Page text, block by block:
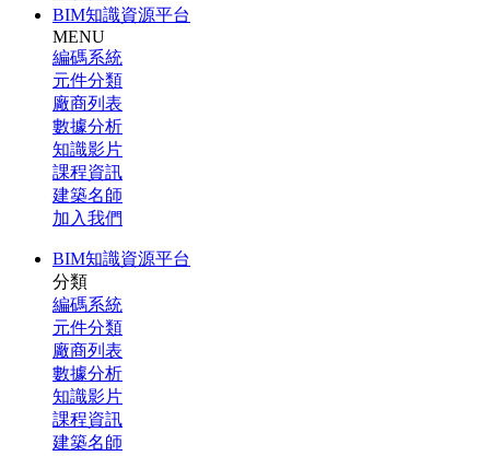
BIM知識資源平台
MENU
編碼系統
元件分類
廠商列表
數據分析
知識影片
課程資訊
建築名師
加入我們
BIM知識資源平台
分類
編碼系統
元件分類
廠商列表
數據分析
知識影片
課程資訊
建築名師